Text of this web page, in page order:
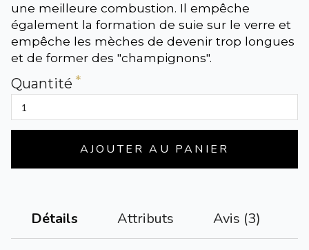
une meilleure combustion. Il empêche
également la formation de suie sur le verre et
empêche les mèches de devenir trop longues
et de former des "champignons".
Quantité
AJOUTER AU PANIER
Détails Attributs Avis (3)